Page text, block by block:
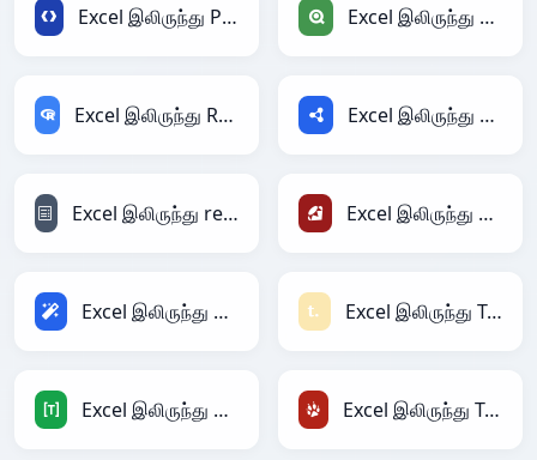
Excel இலிருந்து Protobuf Excel இலிருந்து Qlik
Excel இலிருந்து RDataFrame Excel இலிருந்து RDF
Excel இலிருந்து reStructuredText Excel இலிருந்து Ruby
Excel இலிருந்து Magic Excel இலிருந்து Textile
Excel இலிருந்து TOML Excel இலிருந்து TracWiki